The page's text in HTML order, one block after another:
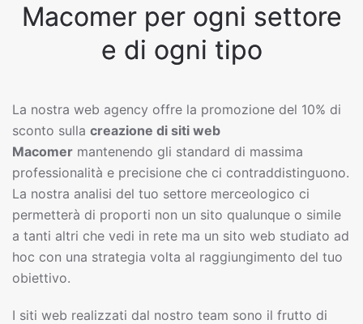
Macomer per ogni settore
e di ogni tipo
La nostra web agency offre la promozione del 10% di
sconto sulla creazione di siti web
Macomer mantenendo gli standard di massima
professionalità e precisione che ci contraddistinguono.
La nostra analisi del tuo settore merceologico ci
permetterà di proporti non un sito qualunque o simile
a tanti altri che vedi in rete ma un sito web studiato ad
hoc con una strategia volta al raggiungimento del tuo
obiettivo.
I siti web realizzati dal nostro team sono il frutto di